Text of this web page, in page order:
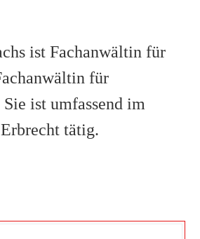
ist Fachanwältin für
für
ist umfassend im
tätig.